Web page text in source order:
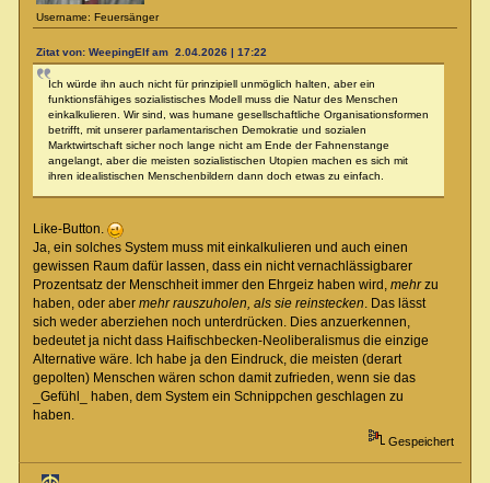
Username: Feuersänger
Zitat von: WeepingElf am 2.04.2026 | 17:22
Ich würde ihn auch nicht für prinzipiell unmöglich halten, aber ein
funktionsfähiges sozialistisches Modell muss die Natur des Menschen
einkalkulieren. Wir sind, was humane gesellschaftliche Organisationsformen
betrifft, mit unserer parlamentarischen Demokratie und sozialen
Marktwirtschaft sicher noch lange nicht am Ende der Fahnenstange
angelangt, aber die meisten sozialistischen Utopien machen es sich mit
ihren idealistischen Menschenbildern dann doch etwas zu einfach.
Like-Button.
Ja, ein solches System muss mit einkalkulieren und auch einen
gewissen Raum dafür lassen, dass ein nicht vernachlässigbarer
Prozentsatz der Menschheit immer den Ehrgeiz haben wird, mehrzu
haben, oder aber mehr rauszuholen, als sie reinstecken. Das lässt
sich weder aberziehen noch unterdrücken. Dies anzuerkennen,
bedeutet ja nicht dass Haifischbecken-Neoliberalismus die einzige
Alternative wäre. Ich habe ja den Eindruck, die meisten (derart
gepolten) Menschen wären schon damit zufrieden, wenn sie das
_Gefühl_ haben, dem System ein Schnippchen geschlagen zu
haben.
Gespeichert